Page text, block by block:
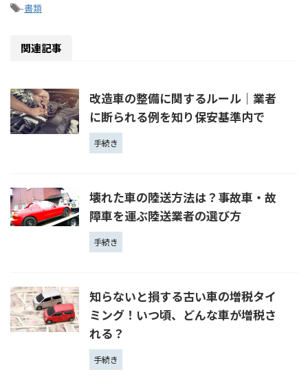
-書類
関連記事
改造車の整備に関するルール｜業者
に断られる例を知り保安基準内で
手続き
壊れた車の陸送方法は？事故車・故
障車を運ぶ陸送業者の選び方
手続き
知らないと損する古い車の増税タイ
ミング！いつ頃、どんな車が増税さ
れる？
手続き